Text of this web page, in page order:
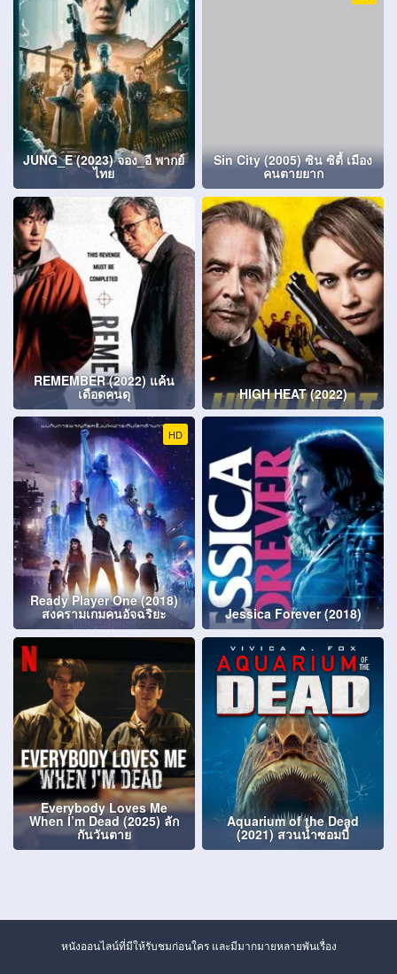
JUNG_E (2023) จอง_อี พากย์
ไทย
Sin City (2005) ซิน ซิตี้ เมือง
คนตายยาก
REMEMBER (2022) แค้น
เดือดคนดุ HIGH HEAT (2022)
HD
Ready Player One (2018)
สงครามเกมคนอัจฉริยะ Jessica Forever (2018)
Everybody Loves Me
When I’m Dead (2025) ลัก
กันวันตาย
Aquarium of the Dead
(2021) สวนน้ำซอมบี้
หนังออนไลน์ที่มีให้รับชมก่อนใคร และมีมากมายหลายพันเรื่อง